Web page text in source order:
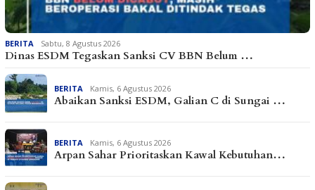
BERITA Sabtu, 8 Agustus 2026
Dinas ESDM Tegaskan Sanksi CV BBN Belum …
BERITA Kamis, 6 Agustus 2026
Abaikan Sanksi ESDM, Galian C di Sungai …
BERITA Kamis, 6 Agustus 2026
Arpan Sahar Prioritaskan Kawal Kebutuhan…